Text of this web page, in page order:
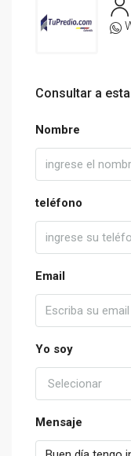
Consultar a
Nombre
teléfono
Email
Yo soy
Selecionar
Mensaje